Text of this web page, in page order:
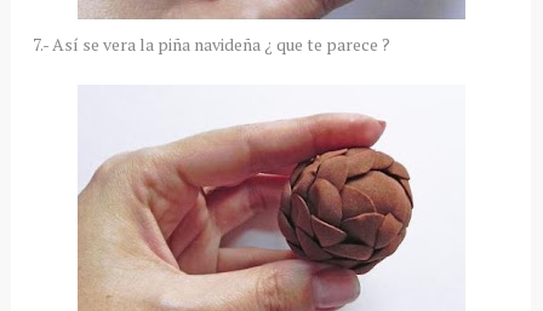
7.- Así se vera la piña navideña ¿ que te parece ?